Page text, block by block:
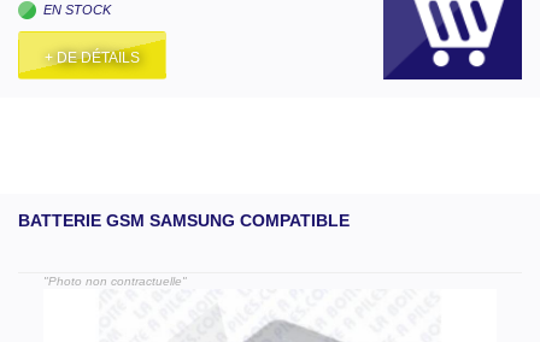
EN STOCK
+ DE DÉTAILS
BATTERIE GSM SAMSUNG COMPATIBLE
"Photo non contractuelle"